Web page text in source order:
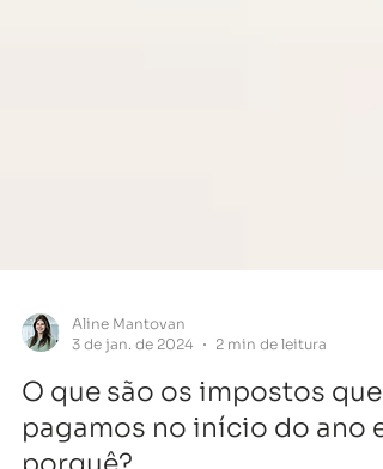
Aline Mantovan
3 de jan. de 2024
2 min de leitura
O que são os impostos que